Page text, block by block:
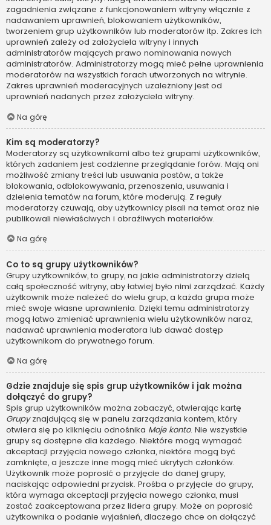
zagadnienia związane z funkcjonowaniem witryny włącznie z
nadawaniem uprawnień, blokowaniem użytkowników,
tworzeniem grup użytkowników lub moderatorów itp. Zakres ich
uprawnień zależy od założyciela witryny i innych
administratorów mających prawo nominowania nowych
administratorów. Administratorzy mogą mieć pełne uprawnienia
moderatorów na wszystkich forach utworzonych na witrynie.
Zakres uprawnień moderacyjnych uzależniony jest od
uprawnień nadanych przez założyciela witryny.
Na górę
Kim są moderatorzy?
Moderatorzy są użytkownikami albo też grupami użytkowników,
których zadaniem jest codzienne przeglądanie forów. Mają oni
możliwość zmiany treści lub usuwania postów, a także
blokowania, odblokowywania, przenoszenia, usuwania i
dzielenia tematów na forum, które moderują. Z reguły
moderatorzy czuwają, aby użytkownicy pisali na temat oraz nie
publikowali niewłaściwych i obraźliwych materiałów.
Na górę
Co to są grupy użytkowników?
Grupy użytkowników, to grupy, na jakie administratorzy dzielą
całą społeczność witryny, aby łatwiej było nimi zarządzać. Każdy
użytkownik może należeć do wielu grup, a każda grupa może
mieć swoje własne uprawnienia. Dzięki temu administratorzy
mogą łatwo zmieniać uprawnienia wielu użytkowników naraz,
nadawać uprawnienia moderatora lub dawać dostęp
użytkownikom do prywatnego forum.
Na górę
Gdzie znajduje się spis grup użytkowników i jak można
dołączyć do grupy?
Spis grup użytkowników można zobaczyć, otwierając kartę
Grupyznajdującą się w panelu zarządzania kontem, który
otwiera się po kliknięciu odnośnika Moje konto. Nie wszystkie
grupy są dostępne dla każdego. Niektóre mogą wymagać
akceptacji przyjęcia nowego członka, niektóre mogą być
zamknięte, a jeszcze inne mogą mieć ukrytych członków.
Użytkownik może poprosić o przyjęcie do danej grupy,
naciskając odpowiedni przycisk. Prośba o przyjęcie do grupy,
która wymaga akceptacji przyjęcia nowego członka, musi
zostać zaakceptowana przez lidera grupy. Może on poprosić
użytkownika o podanie wyjaśnień, dlaczego chce on dołączyć